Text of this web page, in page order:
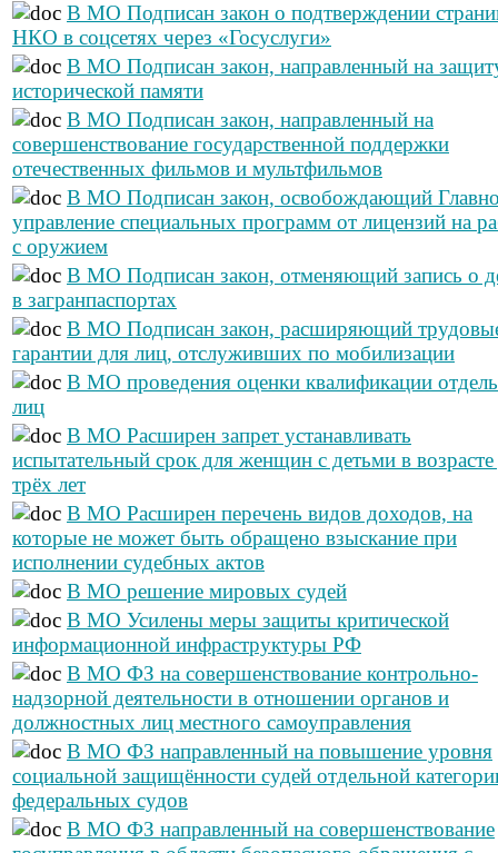
В МО Подписан закон о подтверждении
НКО в соцсетях через «Госуслуги»
В МО Подписан закон, направленный на
исторической памяти
В МО Подписан закон, направленный на
совершенствование государственной поддержки
отечественных фильмов и мультфильмов
В МО Подписан закон, освобождающий
управление специальных программ от лицензий на
с оружием
В МО Подписан закон, отменяющий запись о
в загранпаспортах
В МО Подписан закон, расширяющий
гарантии для лиц, отслуживших по мобилизации
В МО проведения оценки квалификации
лиц
В МО Расширен запрет устанавливать
испытательный срок для женщин с детьми в
трёх лет
В МО Расширен перечень видов доходов, на
которые не может быть обращено взыскание при
исполнении судебных актов
В МО решение мировых судей
В МО Усилены меры защиты критической
информационной инфраструктуры РФ
В МО ФЗ на совершенствование контрольно-
надзорной деятельности в отношении органов и
должностных лиц местного самоуправления
В МО ФЗ направленный на повышение уровня
социальной защищённости судей отдельной
федеральных судов
В МО ФЗ направленный на совершенствование